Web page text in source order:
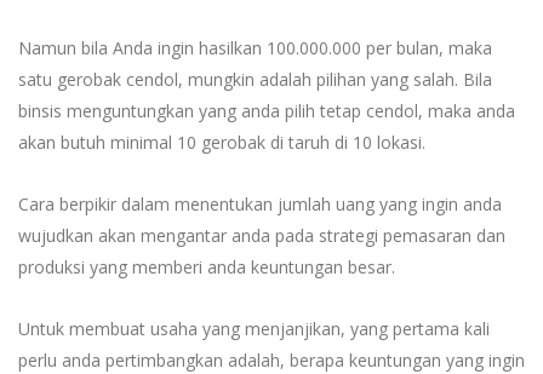
Namun bila Anda ingin hasilkan 100.000.000 per bulan, maka
satu gerobak cendol, mungkin adalah pilihan yang salah. Bila
binsis menguntungkan yang anda pilih tetap cendol, maka anda
akan butuh minimal 10 gerobak di taruh di 10 lokasi.
Cara berpikir dalam menentukan jumlah uang yang ingin anda
wujudkan akan mengantar anda pada strategi pemasaran dan
produksi yang memberi anda keuntungan besar.
Untuk membuat usaha yang menjanjikan, yang pertama kali
perlu anda pertimbangkan adalah, berapa keuntungan yang ingin